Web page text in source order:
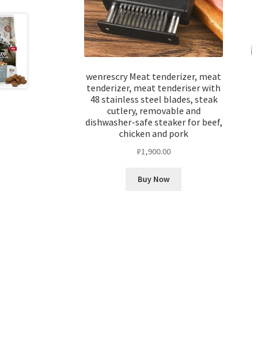
wenrescry Meat tenderizer, meat
tenderizer, meat tenderiser with
48 stainless steel blades, steak
cutlery, removable and
dishwasher-safe steaker for beef,
chicken and pork
₽1,900.00
Buy Now